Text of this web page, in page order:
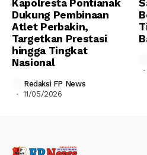
Kapolresta Pontianak
Dukung Pembinaan
Atlet Perbakin,
Targetkan Prestasi
hingga Tingkat
Nasional
Redaksi FP News
11/05/2026